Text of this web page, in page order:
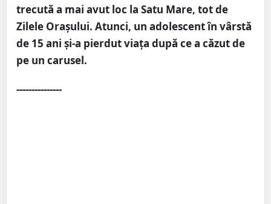
trecută a mai avut loc la Satu Mare, tot de
Zilele Orașului. Atunci, un adolescent în vârstă
de 15 ani și-a pierdut viața după ce a căzut de
pe un carusel.
---------------